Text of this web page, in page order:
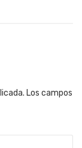
Los campos